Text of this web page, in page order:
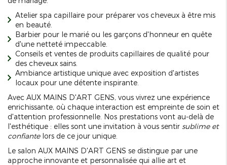
Atelier spa capillaire pour préparer vos cheveux à être mis
en beauté.
Barbier pour le marié ou les garçons d'honneur en quête
d'une netteté impeccable.
Conseils et ventes de produits capillaires de qualité pour
des cheveux sains.
Ambiance artistique unique avec exposition d'artistes
locaux pour une détente inspirante.
Avec AUX MAINS D'ART GENS, vous vivrez une expérience
enrichissante, où chaque interaction est empreinte de soin et
d'attention professionnelle. Nos prestations vont au-delà de
l'esthétique : elles sont une invitation à vous sentir sublime et
confiantelors de ce jour unique.
Le salon AUX MAINS D'ART GENS se distingue par une
approche innovante et personnalisée qui allie art et